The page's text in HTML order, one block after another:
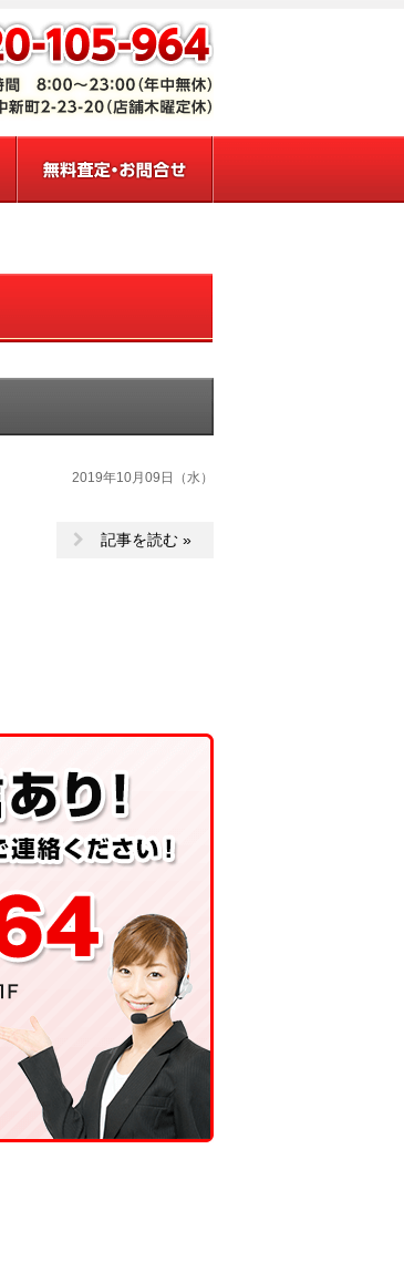
2019年10月09日（水）
記事を読む »